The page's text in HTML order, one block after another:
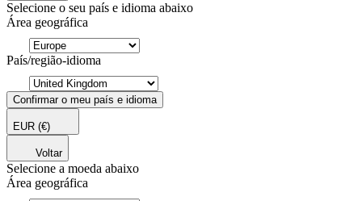
Selecione o seu país e idioma abaixo
Área geográfica
País/região-idioma
Confirmar o meu país e idioma
EUR (€)
Voltar
Selecione a moeda abaixo
Área geográfica